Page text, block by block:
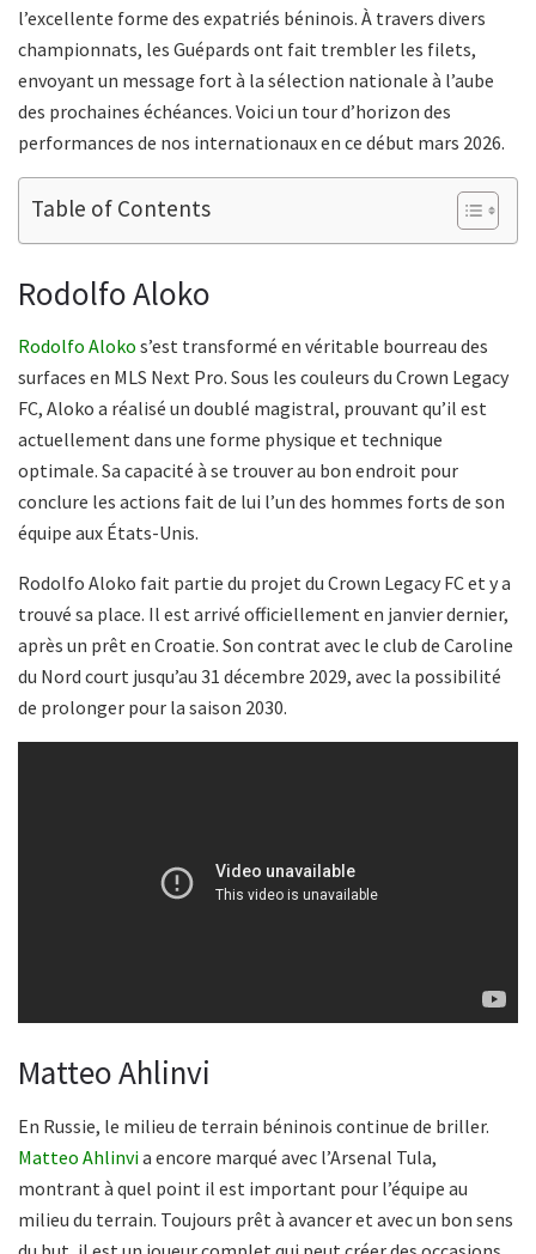
l’excellente forme des expatriés béninois. À travers divers
championnats, les Guépards ont fait trembler les filets,
envoyant un message fort à la sélection nationale à l’aube
des prochaines échéances. Voici un tour d’horizon des
performances de nos internationaux en ce début mars 2026.
Table of Contents
Rodolfo Aloko
Rodolfo Aloko s’est transformé en véritable bourreau des
surfaces en MLS Next Pro. Sous les couleurs du Crown Legacy
FC, Aloko a réalisé un doublé magistral, prouvant qu’il est
actuellement dans une forme physique et technique
optimale. Sa capacité à se trouver au bon endroit pour
conclure les actions fait de lui l’un des hommes forts de son
équipe aux États-Unis.
Rodolfo Aloko fait partie du projet du Crown Legacy FC et y a
trouvé sa place. Il est arrivé officiellement en janvier dernier,
après un prêt en Croatie. Son contrat avec le club de Caroline
du Nord court jusqu’au 31 décembre 2029, avec la possibilité
de prolonger pour la saison 2030.
Matteo Ahlinvi
En Russie, le milieu de terrain béninois continue de briller.
Matteo Ahlinvia encore marqué avec l’Arsenal Tula,
montrant à quel point il est important pour l’équipe au
milieu du terrain. Toujours prêt à avancer et avec un bon sens